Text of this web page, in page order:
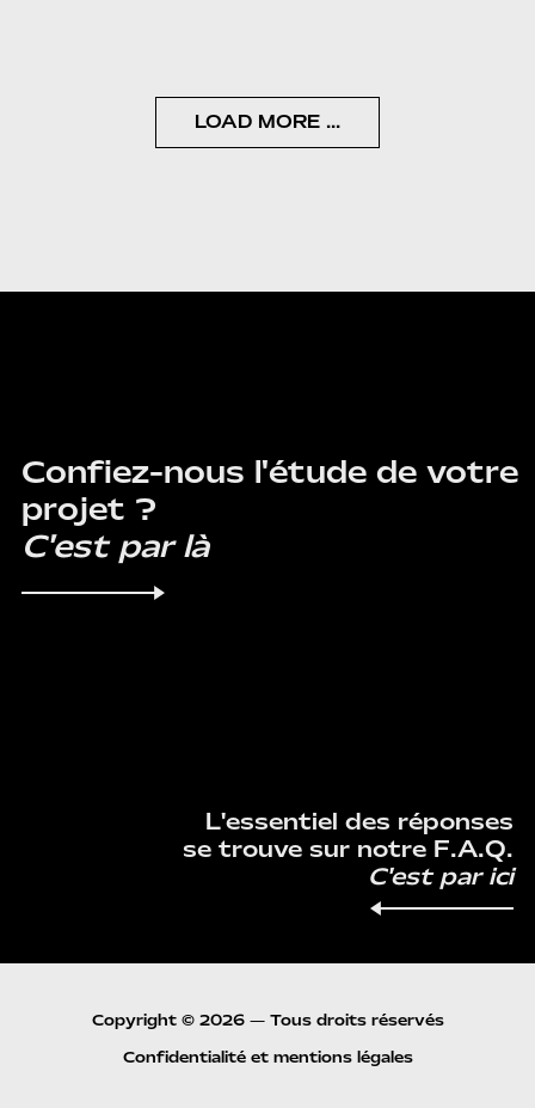
un système graphique cohérent.
LOAD MORE ...
L'essentiel des réponses
se trouve sur notre F.A.Q.
C'est par ici
Confiez-nous l'étude de votre
projet ?
C'est par là
Copyright © 2026 — Tous droits réservés
Confidentialité et mentions légales